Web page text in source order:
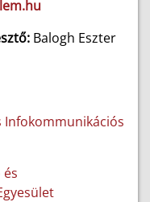
Balogh Eszter
Infokommunikációs
és